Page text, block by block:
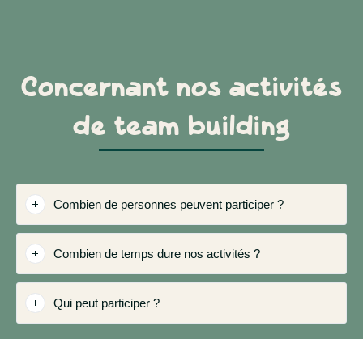
Concernant nos activités
de team building
Combien de personnes peuvent participer ?
Combien de temps dure nos activités ?
Qui peut participer ?